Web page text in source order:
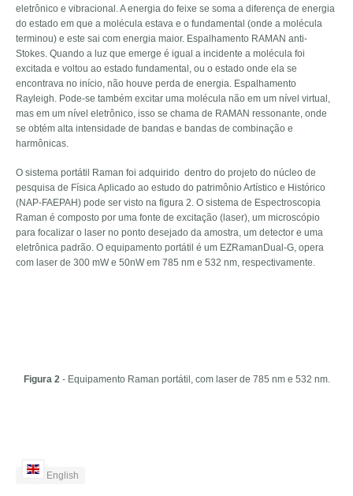
eletrônico e vibracional. A energia do feixe se soma a diferença de energia
do estado em que a molécula estava e o fundamental (onde a molécula
terminou) e este sai com energia maior. Espalhamento RAMAN anti-
Stokes. Quando a luz que emerge é igual a incidente a molécula foi
excitada e voltou ao estado fundamental, ou o estado onde ela se
encontrava no início, não houve perda de energia. Espalhamento
Rayleigh. Pode-se também excitar uma molécula não em um nível virtual,
mas em um nível eletrônico, isso se chama de RAMAN ressonante, onde
se obtém alta intensidade de bandas e bandas de combinação e
harmônicas.
O sistema portátil Raman foi adquirido dentro do projeto do núcleo de
pesquisa de Física Aplicado ao estudo do patrimônio Artístico e Histórico
(NAP-FAEPAH) pode ser visto na figura 2. O sistema de Espectroscopia
Raman é composto por uma fonte de excitação (laser), um microscópio
para focalizar o laser no ponto desejado da amostra, um detector e uma
eletrônica padrão. O equipamento portátil é um EZRamanDual-G, opera
com laser de 300 mW e 50nW em 785 nm e 532 nm, respectivamente.
Figura 2- Equipamento Raman portátil, com laser de 785 nm e 532 nm.
English